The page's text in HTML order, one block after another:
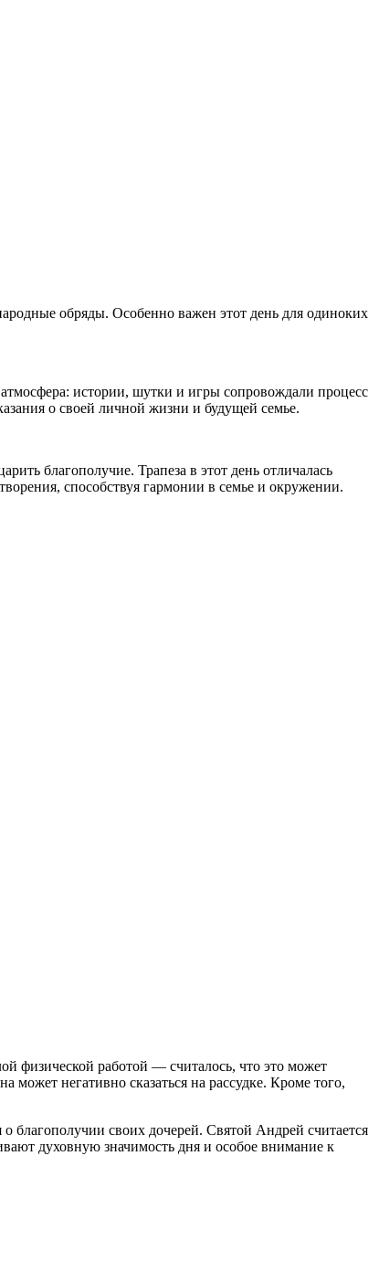
обряды. Особенно важен этот день для одиноких
истории, шутки и игры сопровождали процесс
о своей личной жизни и будущей семье.
благополучие. Трапеза в этот день отличалась
способствуя гармонии в семье и окружении.
физической работой — считалось, что это может
может негативно сказаться на рассудке. Кроме того,
своих дочерей. Святой Андрей считается
духовную значимость дня и особое внимание к